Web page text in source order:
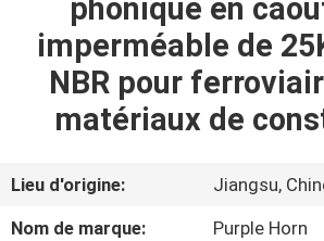
PRODUITS
DE
NOUS
phonique en
imperméable de
NBR pour
matériaux de
Lieu d'origine:
Jiangsu,
Nom de marque:
Purple Horn